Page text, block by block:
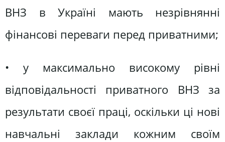
ВНЗ в Україні мають незрівнянні
фінансові переваги перед приватними;
• у максимально високому рівні
відповідальності приватного ВНЗ за
результати своєї праці, оскільки ці нові
навчальні заклади кожним своїм